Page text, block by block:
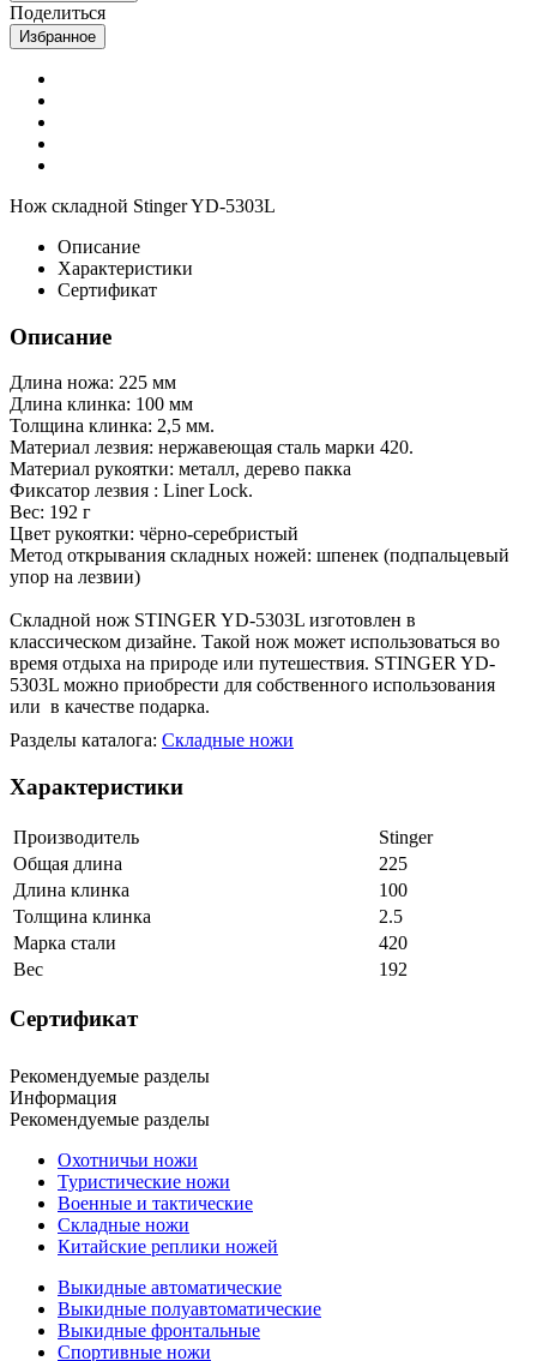
Поделиться
Избранное
Нож складной Stinger YD-5303L
Описание
Характеристики
Сертификат
Описание
Длина ножа: 225 мм
Длина клинка: 100 мм
Толщина клинка: 2,5 мм.
Материал лезвия: нержавеющая сталь марки 420.
Материал рукоятки: металл, дерево пакка
Фиксатор лезвия : Liner Lock.
Вес: 192 г
Цвет рукоятки: чёрно-серебристый
Метод открывания складных ножей: шпенек (подпальцевый
упор на лезвии)
Складной нож STINGER YD-5303L изготовлен в
классическом дизайне. Такой нож может использоваться во
время отдыха на природе или путешествия. STINGER YD-
5303L можно приобрести для собственного использования
или в качестве подарка.
Разделы каталога: Складные ножи
Характеристики
Производитель
Stinger
Общая длина
225
Длина клинка
100
Толщина клинка
2.5
Марка стали
420
Вес
192
Сертификат
Рекомендуемые разделы
Информация
Рекомендуемые разделы
Охотничьи ножи
Туристические ножи
Военные и тактические
Складные ножи
Китайские реплики ножей
Выкидные автоматические
Выкидные полуавтоматические
Выкидные фронтальные
Спортивные ножи